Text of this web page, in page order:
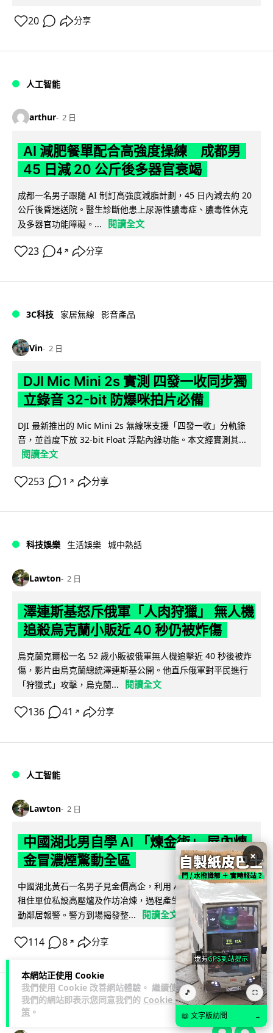
本網站正使用 Cookie
我們使用 Cookie 改善網站體驗。 繼續使用
我們的網站即表示您同意我們的 Cookie 政
策 。
20 分享
人工智能
arthur 2 日
AI 減肥餐單配合高強度操練 成都男
45 日減 20 公斤後多器官衰竭
成都一名男子跟隨 AI 制訂高強度減脂計劃，45 日內減去約 20
公斤後昏迷送院。醫生診斷他患上尿源性膿毒症、膿毒性休克
及多器官功能障礙。...
閱讀全文
23 4 ↗ 分享
3C科技 家居無線 影音產品
Vin 2 日
DJI Mic Mini 2s 實測 四發一收同步獨
立錄音 32-bit 防爆咪拍片必備
DJI 最新推出的 Mic Mini 2s 無線咪支援「四發一收」分軌錄
音，並首度下放 32-bit Float 浮點內錄功能。本文經實測其...
閱讀全文
253 1 ↗ 分享
科技娛樂 生活娛樂 城中熱話
Lawton 2 日
澤連斯基怒斥俄軍「人肉狩獵」 無人機
追殺烏克蘭小販近 40 秒仍被炸傷
烏克蘭克爾松一名 52 歲小販被俄軍無人機追擊近 40 秒後被炸
傷，影片由烏克蘭總統澤連斯基公開。他直斥俄軍對平民進行
「狩獵式」攻擊，烏克蘭...
閱讀全文
136 41 ↗ 分享
人工智能
Lawton 2 日
中國湖北男自學 AI 「煉金術」 屋內煉
金冒濃煙驚動全區
中國湖北黃石一名男子見金價高企，利用 AI 自學提煉黃金，在
租住單位私設高壓爐及作坊冶煉，過程產生大量刺鼻濃煙，驚
動鄰居報警。警方到場揭發整...
閱讀全文
114 8 ↗ 分享
3C科技 流動音樂
×
🎵 ⛶
📖 文字版訪問 →